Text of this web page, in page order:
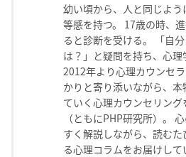
幼い頃から、人と同じよ
等感を持つ。 17歳の時、
ると診断を受ける。 「自
は？」と疑問を持ち、心理
2012年より心理カウンセ
かりと寄り添いながら、
ていく心理カウンセリン
（ともにPHP研究所）。
すく解説しながら、読む
る心理コラムをお届けして